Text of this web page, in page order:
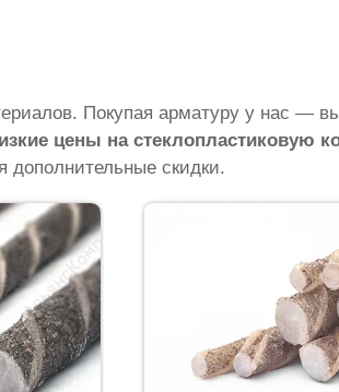
Покупая арматуру у нас —
цены на стеклопластиковую
дополнительные скидки.